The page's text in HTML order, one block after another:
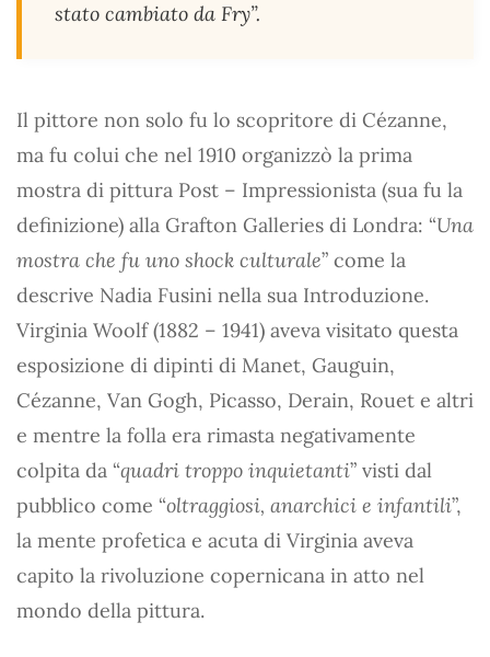
stato cambiato da Fry”.
Il pittore non solo fu lo scopritore di Cézanne,
ma fu colui che nel 1910 organizzò la prima
mostra di pittura Post – Impressionista (sua fu la
definizione) alla Grafton Galleries di Londra: “Una
mostra che fu uno shock culturale” come la
descrive Nadia Fusini nella sua Introduzione.
Virginia Woolf (1882 – 1941) aveva visitato questa
esposizione di dipinti di Manet, Gauguin,
Cézanne, Van Gogh, Picasso, Derain, Rouet e altri
e mentre la folla era rimasta negativamente
colpita da “quadri troppo inquietanti” visti dal
pubblico come “oltraggiosi, anarchici e infantili”,
la mente profetica e acuta di Virginia aveva
capito la rivoluzione copernicana in atto nel
mondo della pittura.